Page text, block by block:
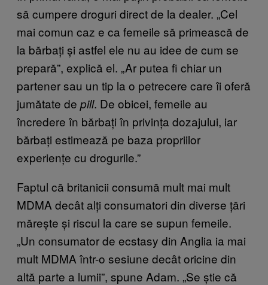
să cumpere droguri direct de la dealer. „Cel
mai comun caz e ca femeile să primească de
la bărbați și astfel ele nu au idee de cum se
prepară”, explică el. „Ar putea fi chiar un
partener sau un tip la o petrecere care îi oferă
jumătate de pill. De obicei, femeile au
încredere în bărbați în privința dozajului, iar
bărbați estimează pe baza propriilor
experiențe cu drogurile.”
Faptul că britanicii consumă mult mai mult
MDMA decât alți consumatori din diverse țări
mărește și riscul la care se supun femeile.
„Un consumator de ecstasy din Anglia ia mai
mult MDMA într-o sesiune decât oricine din
altă parte a lumii”, spune Adam. „Se știe că